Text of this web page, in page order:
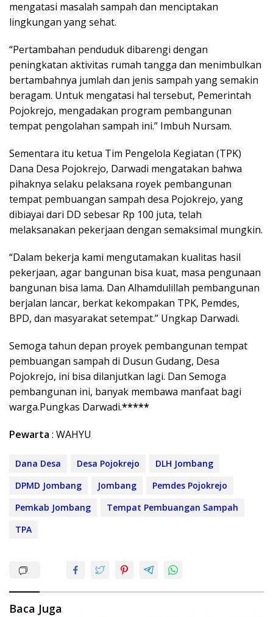
mengatasi masalah sampah dan menciptakan
lingkungan yang sehat.
“Pertambahan penduduk dibarengi dengan
peningkatan aktivitas rumah tangga dan menimbulkan
bertambahnya jumlah dan jenis sampah yang semakin
beragam. Untuk mengatasi hal tersebut, Pemerintah
Pojokrejo, mengadakan program pembangunan
tempat pengolahan sampah ini.” Imbuh Nursam.
Sementara itu ketua Tim Pengelola Kegiatan (TPK)
Dana Desa Pojokrejo, Darwadi mengatakan bahwa
pihaknya selaku pelaksana royek pembangunan
tempat pembuangan sampah desa Pojokrejo, yang
dibiayai dari DD sebesar Rp 100 juta, telah
melaksanakan pekerjaan dengan semaksimal mungkin.
“Dalam bekerja kami mengutamakan kualitas hasil
pekerjaan, agar bangunan bisa kuat, masa pengunaan
bangunan bisa lama. Dan Alhamdulillah pembangunan
berjalan lancar, berkat kekompakan TPK, Pemdes,
BPD, dan masyarakat setempat.” Ungkap Darwadi.
Semoga tahun depan proyek pembangunan tempat
pembuangan sampah di Dusun Gudang, Desa
Pojokrejo, ini bisa dilanjutkan lagi. Dan Semoga
pembangunan ini, banyak membawa manfaat bagi
warga.Pungkas Darwadi.*****
Pewarta : WAHYU
Dana Desa Desa Pojokrejo
DLH Jombang
DPMD Jombang
Jombang
Pemdes Pojokrejo
Pemkab Jombang
Tempat Pembuangan Sampah
TPA
Baca Juga